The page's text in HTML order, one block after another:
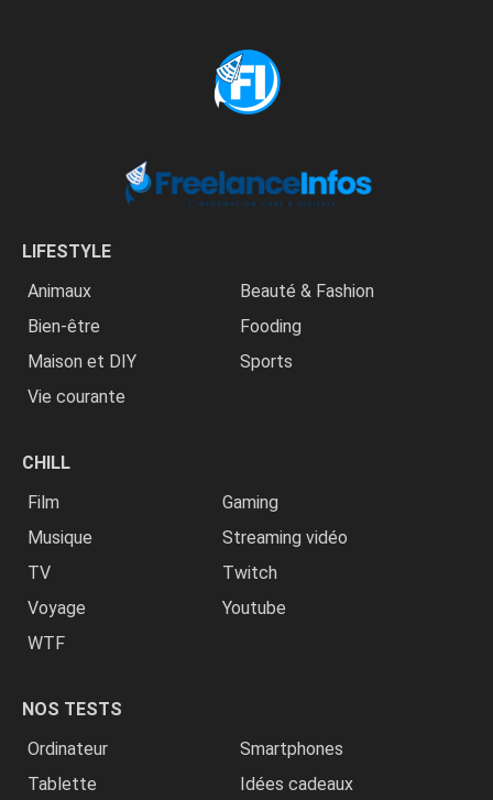
LIFESTYLE
Animaux
Beauté & Fashion
Bien-être
Fooding
Maison et DIY
Sports
Vie courante
CHILL
Film
Gaming
Musique
Streaming vidéo
TV
Twitch
Voyage
Youtube
WTF
NOS TESTS
Ordinateur
Smartphones
Tablette
Idées cadeaux